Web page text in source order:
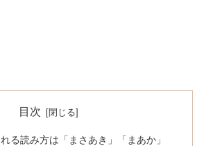
目次
る読み方は「まさあき」「まあか」